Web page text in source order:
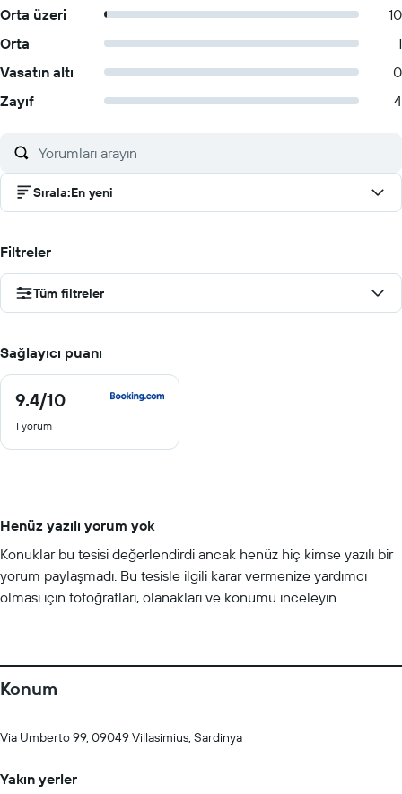
Orta üzeri
10
Orta
1
Vasatın altı
0
Zayıf
4
Sırala:En yeni
Filtreler
Tüm filtreler
Sağlayıcı puanı
9.4/10
9.4
10
1 yorum
Henüz yazılı yorum yok
Konuklar bu tesisi değerlendirdi ancak henüz hiç kimse yazılı bir
yorum paylaşmadı. Bu tesisle ilgili karar vermenize yardımcı
olması için fotoğrafları, olanakları ve konumu inceleyin.
Konum
Via Umberto 99, 09049 Villasimius, Sardinya
Yakın yerler